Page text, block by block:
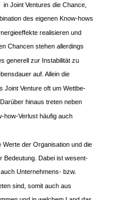
Joint Ventures die Chance,
des eigenen Know-hows
realisieren und
Chancen stehen allerdings
generell zur Instabilität zu
auf. Allein die
Joint Venture oft um Wettbe-
hinaus treten neben
how-Verlust häufig auch
der Organisation und die
Bedeutung. Dabei ist wesent-
Unternehmens- bzw.
sind, somit auch aus